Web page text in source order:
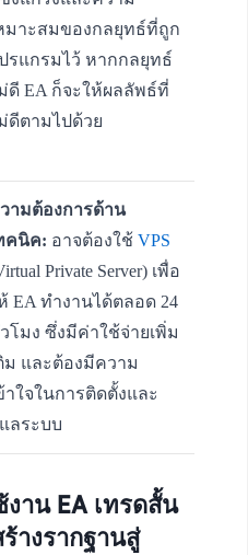
มาะสมของกลยุทธ์ที่ถูก
รแกรมไว้ หากกลยุทธ์
ดี EA ก็จะให้ผลลัพธ์ที่
ดีตามไปด้วย
ามต้องการด้าน
คนิค: อาจต้องใช้ VPS
Private Server) เพื่อ
EA ทำงานได้ตลอด 24
โมง ซึ่งมีค่าใช้จ่ายเพิ่ม
ม และต้องมีความ
าใจในการติดตั้งและ
ลระบบ
าน EA เทรดสั้น
างรากฐานสู่